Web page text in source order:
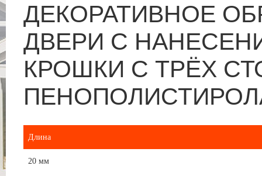
ДЕКОРАТИВНОЕ
ДВЕРИ С
КРОШКИ С ТРЁХ
Длина
20 мм